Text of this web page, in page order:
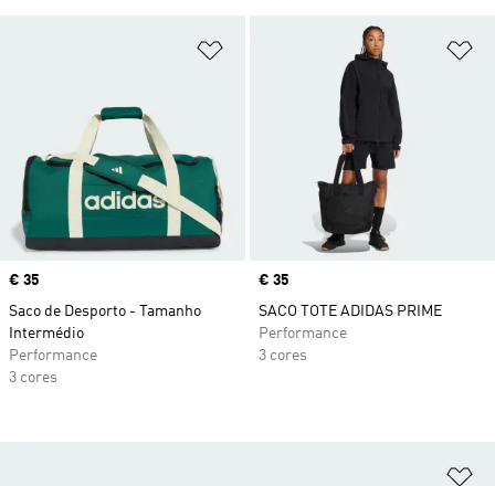
Adicionar à Lista de Desejos
Price
€ 35
Saco de Desporto - Tamanho
Intermédio
Performance
3 cores
Price
€ 35
SACO TOTE ADIDAS PRIME
Performance
3 cores